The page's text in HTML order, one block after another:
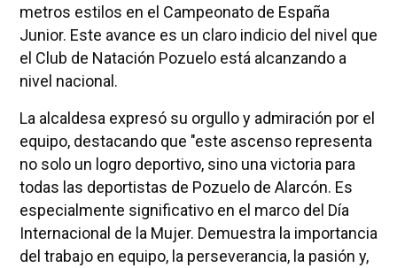
metros estilos en el Campeonato de España
Junior. Este avance es un claro indicio del nivel que
el Club de Natación Pozuelo está alcanzando a
nivel nacional.
La alcaldesa expresó su orgullo y admiración por el
equipo, destacando que "este ascenso representa
no solo un logro deportivo, sino una victoria para
todas las deportistas de Pozuelo de Alarcón. Es
especialmente significativo en el marco del Día
Internacional de la Mujer. Demuestra la importancia
del trabajo en equipo, la perseverancia, la pasión y,